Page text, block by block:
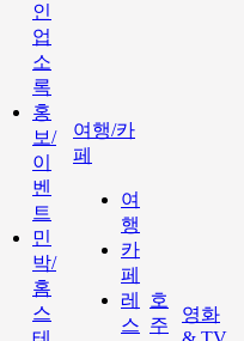
인
업
소
록
홍
보/
이
벤
트
민
박/
홈
스
여행/카
페
여
행
카
페
레
스
호
주
영화